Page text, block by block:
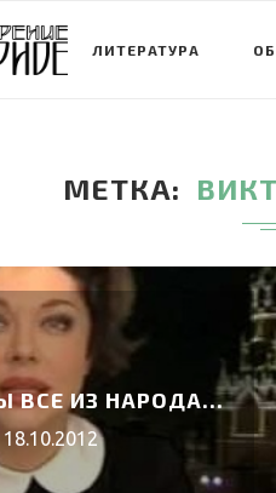
ЛИТЕРАТУРА
МЕТКА
ВСЕ ИЗ НАРОДА…
18.10.2012